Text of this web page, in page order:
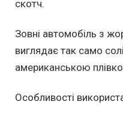
скотч.
Зовні автомобіль з
виглядає так само
американською
Особливості